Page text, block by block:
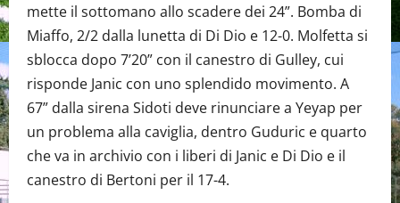
mette il sottomano allo scadere dei 24”. Bomba di
Miaffo, 2/2 dalla lunetta di Di Dio e 12-0. Molfetta si
sblocca dopo 7’20” con il canestro di Gulley, cui
risponde Janic con uno splendido movimento. A
67” dalla sirena Sidoti deve rinunciare a Yeyap per
un problema alla caviglia, dentro Guduric e quarto
che va in archivio con i liberi di Janic e Di Dio e il
canestro di Bertoni per il 17-4.